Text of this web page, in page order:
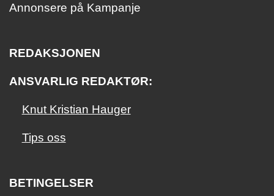
Annonsere på Kampanje
REDAKSJONEN
ANSVARLIG REDAKTØR:
Knut Kristian Hauger
Tips oss
BETINGELSER